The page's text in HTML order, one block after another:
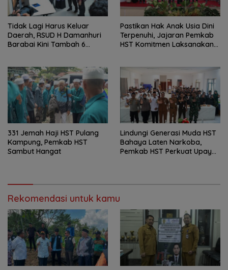
Tidak Lagi Harus Keluar
Daerah, RSUD H Damanhuri
Barabai Kini Tambah 6
Pastikan Hak Anak Usia Dini
Terpenuhi, Jajaran Pemkab
HST Komitmen Laksanakan
331 Jemah Haji HST Pulang
Kampung, Pemkab HST
Sambut Hangat
Lindungi Generasi Muda HST
Bahaya Laten Narkoba,
Pemkab HST Perkuat Upaya
Rekomendasi untuk kamu